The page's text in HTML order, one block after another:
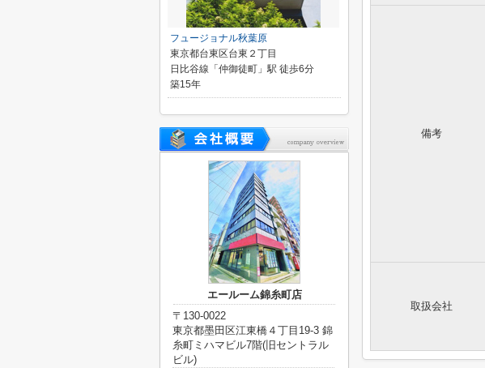
備考
取扱会社
フュージョナル秋葉原
東京都台東区台東２丁目
日比谷線「仲御徒町」駅 徒歩6分
築15年
エールーム錦糸町店
〒130-0022
東京都墨田区江東橋４丁目19-3 錦
糸町ミハマビル7階(旧セントラル
ビル)